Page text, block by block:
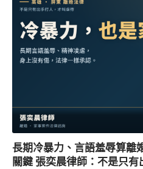
長期冷暴力、言語羞辱算離
關鍵 張奕晨律師：不是只